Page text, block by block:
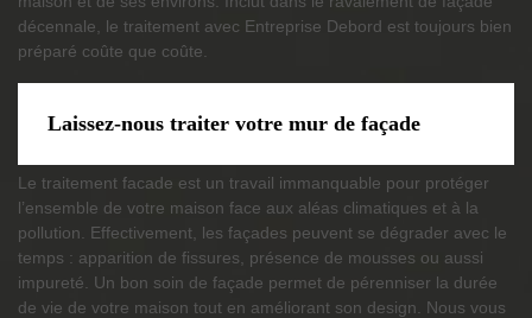
décennale, le traitement avec Entreprise Debord est toujours bien
préparé coûte que coûte.
Laissez-nous traiter votre mur de façade
Le traitement facade est un travail immanquable pour protéger
l’ensemble de votre maison face aux aléas climatiques et à la
pollution. Effectivement, les façades peuvent se dégrader avec le
temps : apparition de fissures, présence de mousses ou aussi
impureté. Un bon soin de façade permet de pérenniser la durée
de vie de votre maison tout en améliorant son design. Nous vous